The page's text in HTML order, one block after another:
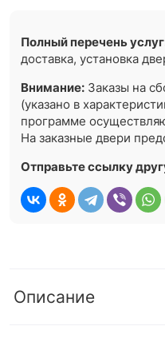
Полный перечень
доставка, установка
Внимание: Заказы на
(указано в
программе
На заказные двери
Отправьте ссылку
Описание